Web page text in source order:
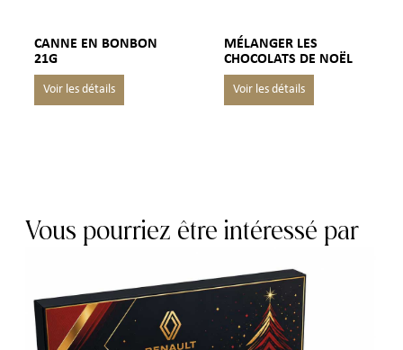
CANNE EN BONBON
21G
MÉLANGER LES
CHOCOLATS DE NOËL
Vous pourriez être intéressé par